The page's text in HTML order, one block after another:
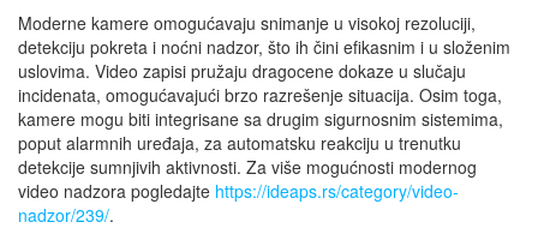
Moderne kamere omogućavaju snimanje u visokoj rezoluciji,
detekciju pokreta i noćni nadzor, što ih čini efikasnim i u složenim
uslovima. Video zapisi pružaju dragocene dokaze u slučaju
incidenata, omogućavajući brzo razrešenje situacija. Osim toga,
kamere mogu biti integrisane sa drugim sigurnosnim sistemima,
poput alarmnih uređaja, za automatsku reakciju u trenutku
detekcije sumnjivih aktivnosti. Za više mogućnosti modernog
video nadzora pogledajte https://ideaps.rs/category/video-
nadzor/239/.